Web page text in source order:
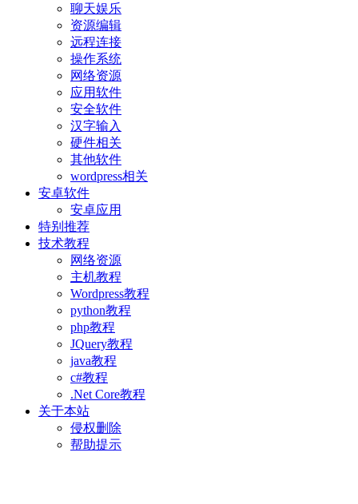
聊天娱乐
资源编辑
远程连接
操作系统
网络资源
应用软件
安全软件
汉字输入
硬件相关
其他软件
wordpress相关
安卓软件
安卓应用
特别推荐
技术教程
网络资源
主机教程
Wordpress教程
python教程
php教程
JQuery教程
java教程
c#教程
.Net Core教程
关于本站
侵权删除
帮助提示